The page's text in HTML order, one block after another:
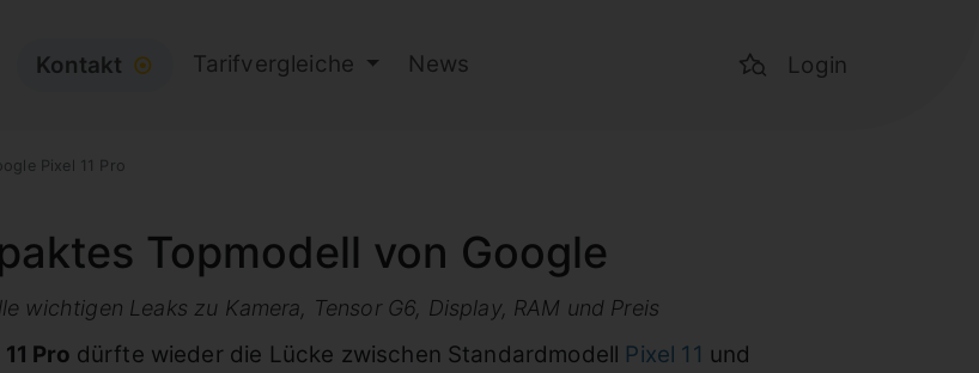
Kontakt ⦿ Tarifvergleiche News Login
Pixel 11 Pro
Topmodell von Google
wichtigen Leaks zu Kamera, Tensor G6, Display, RAM und Preis
Pro dürfte wieder die Lücke zwischen Standardmodell Pixel 11 und